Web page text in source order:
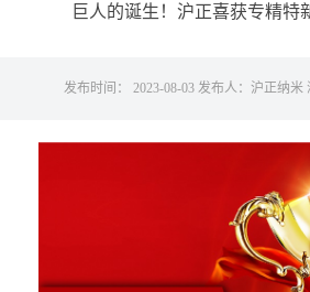
巨人的诞生！沪正喜获专精特
发布时间： 2023-08-03 发布人：沪正纳米